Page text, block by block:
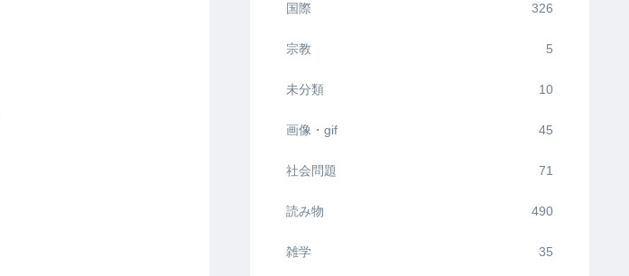
国際 326
宗教 5
未分類 10
画像・gif 45
社会問題 71
読み物 490
雑学 35